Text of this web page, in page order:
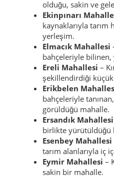
olduğu, sakin ve
Ekinpınarı
kaynaklarıyla tarım
yerleşim.
Elmacık Mahallesi
bahçeleriyle
Ereli Mahallesi –
şekillendirdiği
Erikbelen
bahçeleriyle
görüldüğü mahalle.
Ersandık Mahallesi
birlikte yürütüldüğü
Esenbey Mahallesi
tarım alanlarıyla iç
Eymir Mahallesi –
sakin bir mahalle.